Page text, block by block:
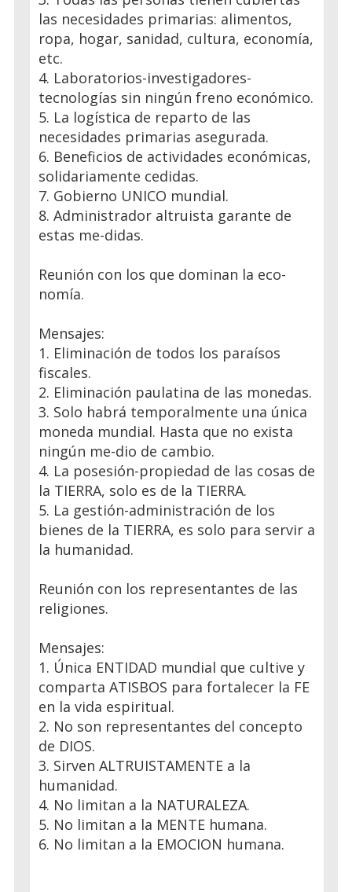
las necesidades primarias: alimentos,
ropa, hogar, sanidad, cultura, economía,
etc.
4. Laboratorios-investigadores-
tecnologías sin ningún freno económico.
5. La logística de reparto de las
necesidades primarias asegurada.
6. Beneficios de actividades económicas,
solidariamente cedidas.
7. Gobierno UNICO mundial.
8. Administrador altruista garante de
estas me-didas.
Reunión con los que dominan la eco-
nomía.
Mensajes:
1. Eliminación de todos los paraísos
fiscales.
2. Eliminación paulatina de las monedas.
3. Solo habrá temporalmente una única
moneda mundial. Hasta que no exista
ningún me-dio de cambio.
4. La posesión-propiedad de las cosas de
la TIERRA, solo es de la TIERRA.
5. La gestión-administración de los
bienes de la TIERRA, es solo para servir a
la humanidad.
Reunión con los representantes de las
religiones.
Mensajes:
1. Única ENTIDAD mundial que cultive y
comparta ATISBOS para fortalecer la FE
en la vida espiritual.
2. No son representantes del concepto
de DIOS.
3. Sirven ALTRUISTAMENTE a la
humanidad.
4. No limitan a la NATURALEZA.
5. No limitan a la MENTE humana.
6. No limitan a la EMOCION humana.